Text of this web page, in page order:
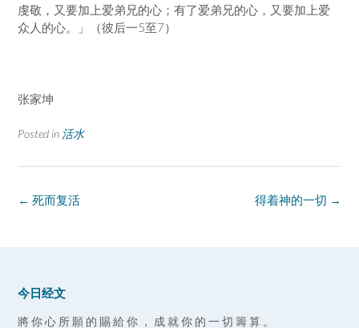
虔敬，又要加上爱弟兄的心；有了爱弟兄的心，又要加上爱
众人的心。」（彼后一5至7）
张家坤
Posted in 活水
Post
得着神的一切 →
← 死而复活
今日经文
將 你 心 所 願 的 賜 給 你 ， 成 就 你 的 一 切 籌 算 。